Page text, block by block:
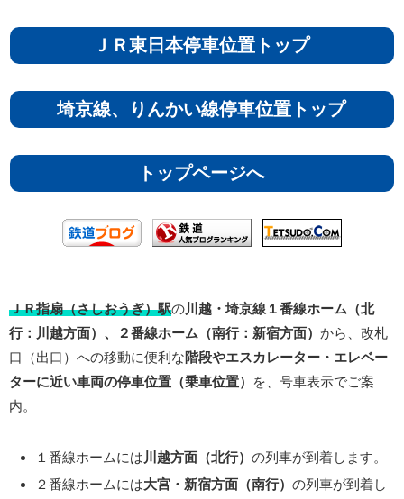
ＪＲ東日本停車位置トップ
埼京線、りんかい線停車位置トップ
トップページへ
ＪＲ指扇（さしおうぎ）駅の川越・埼京線１番線ホーム（北
行：川越方面）、２番線ホーム（南行：新宿方面） から、改札
口（出口）への移動に便利な階段やエスカレーター・エレベー
ターに近い車両の停車位置（乗車位置）
を、号車表示でご案
内。
１番線ホームには 川越方面（北行） の列車が到着します。
２番線ホームには大宮・新宿方面（南行） の列車が到着し